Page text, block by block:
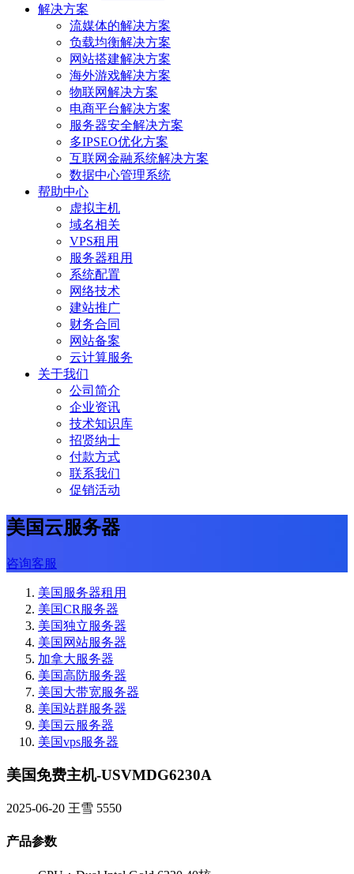
解决方案
流媒体的解决方案
负载均衡解决方案
网站搭建解决方案
海外游戏解决方案
物联网解决方案
电商平台解决方案
服务器安全解决方案
多IPSEO优化方案
互联网金融系统解决方案
数据中心管理系统
帮助中心
虚拟主机
域名相关
VPS租用
服务器租用
系统配置
网络技术
建站推广
财务合同
网站备案
云计算服务
关于我们
公司简介
企业资讯
技术知识库
招贤纳士
付款方式
联系我们
促销活动
美国云服务器
咨询客服
美国服务器租用
美国CR服务器
美国独立服务器
美国网站服务器
加拿大服务器
美国高防服务器
美国大带宽服务器
美国站群服务器
美国云服务器
美国vps服务器
美国免费主机-USVMDG6230A
2025-06-20 王雪 5550
产品参数